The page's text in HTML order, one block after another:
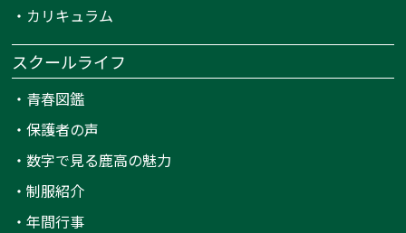
・ カリキュラム
スクールライフ
・ 青春図鑑
・保護者の声
・数字で見る鹿高の魅力
・制服紹介
・年間行事